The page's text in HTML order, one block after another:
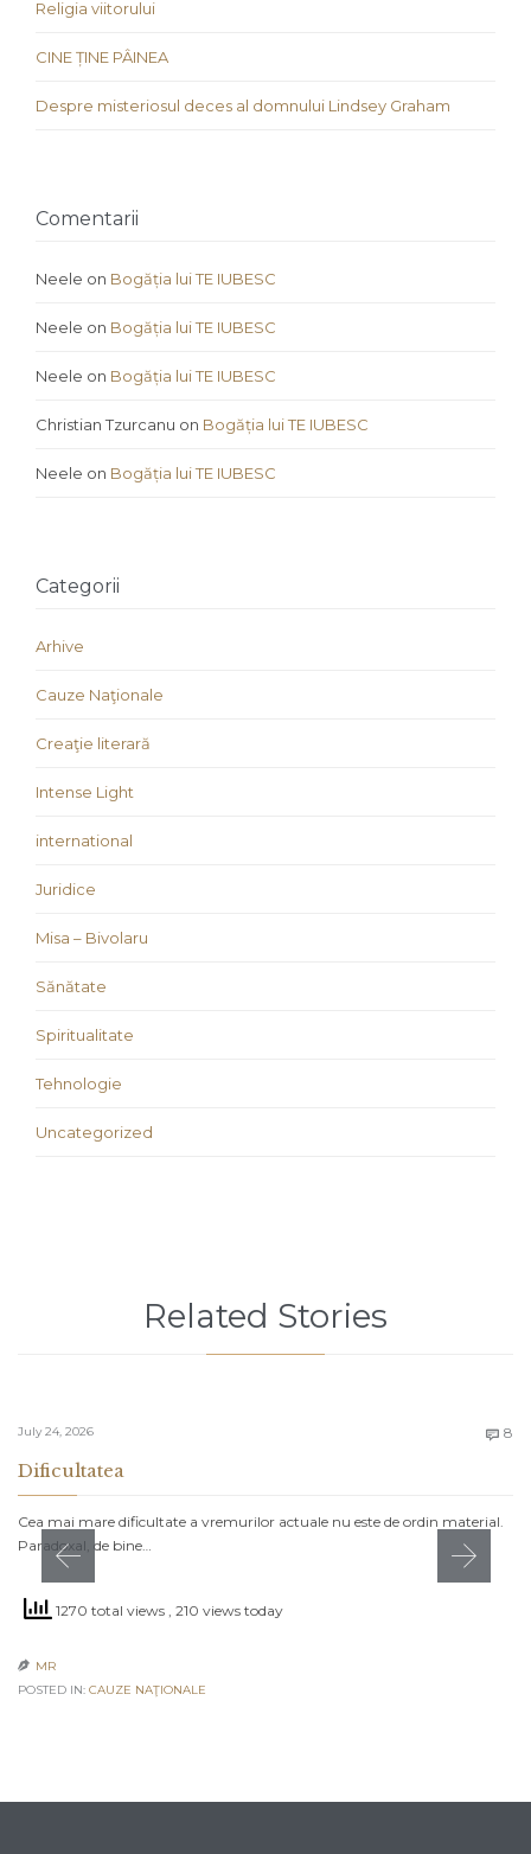
Religia viitorului
CINE ȚINE PÂINEA
Despre misteriosul deces al domnului Lindsey Graham
Comentarii
Neele on Bogăția lui TE IUBESC
Neele on Bogăția lui TE IUBESC
Neele on Bogăția lui TE IUBESC
Christian Tzurcanu on Bogăția lui TE IUBESC
Neele on Bogăția lui TE IUBESC
Categorii
Arhive
Cauze Naţionale
Creaţie literară
Intense Light
international
Juridice
Misa – Bivolaru
Sănătate
Spiritualitate
Tehnologie
Uncategorized
Related Stories
July 24, 2026  8
Dificultatea
Cea mai mare dificultate a vremurilor actuale nu este de ordin material.
Paradoxal, de bine…
1270 total views , 210 views today
 MR
POSTED IN: CAUZE NAŢIONALE